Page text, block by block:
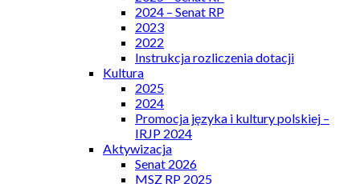
2024 – Senat RP
2023
2022
Instrukcja rozliczenia dotacji
Kultura
2025
2024
Promocja języka i kultury polskiej –
IRJP 2024
Aktywizacja
Senat 2026
MSZ RP 2025